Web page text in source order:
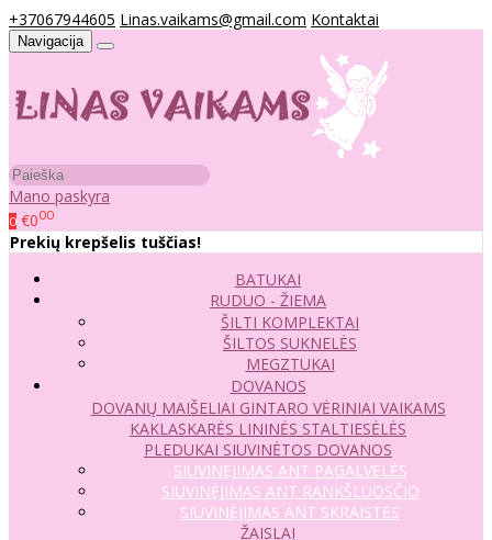
+37067944605 Linas.vaikams@gmail.com Kontaktai
Navigacija
Mano paskyra
0 €000
Prekių krepšelis tuščias!
BATUKAI
RUDUO - ŽIEMA
ŠILTI KOMPLEKTAI
ŠILTOS SUKNELĖS
MEGZTUKAI
DOVANOS
DOVANŲ MAIŠELIAI GINTARO VĖRINIAI VAIKAMS
KAKLASKARĖS LININĖS STALTIESĖLĖS
PLEDUKAI SIUVINĖTOS DOVANOS
SIUVINĖJIMAS ANT PAGALVĖLĖS
SIUVINĖJIMAS ANT RANKŠLUOSČIO
SIUVINĖJIMAS ANT SKRAISTĖS
ŽAISLAI